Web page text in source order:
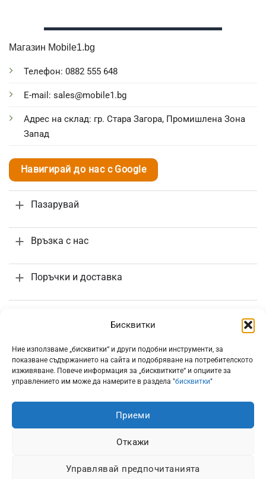
Бисквитки
Ние използваме „бисквитки“ и други подобни инструменти, за
показване съдържанието на сайта и подобряване на потребителското
изживяване. Повече информация за „бисквитките“ и опциите за
управлението им може да намерите в раздела "бисквитки"
Приеми
Откажи
Управлявай предпочитанията
Магазин Mobile1.bg
Телефон: 0882 555 648
E-mail: sales@mobile1.bg
Адрес на склад: гр. Стара Загора, Промишлена Зона
Запад
Навигирай до нас с Google
Пазарувай
Връзка с нас
Поръчки и доставка